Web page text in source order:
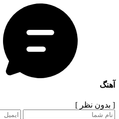
آهنگ
[ بدون نظر ]